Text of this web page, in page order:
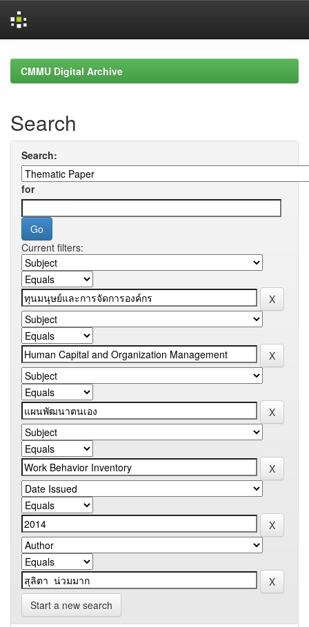
navigationCMMU Digital Archive
Search
Search:
for
Current filters:
Start a new search